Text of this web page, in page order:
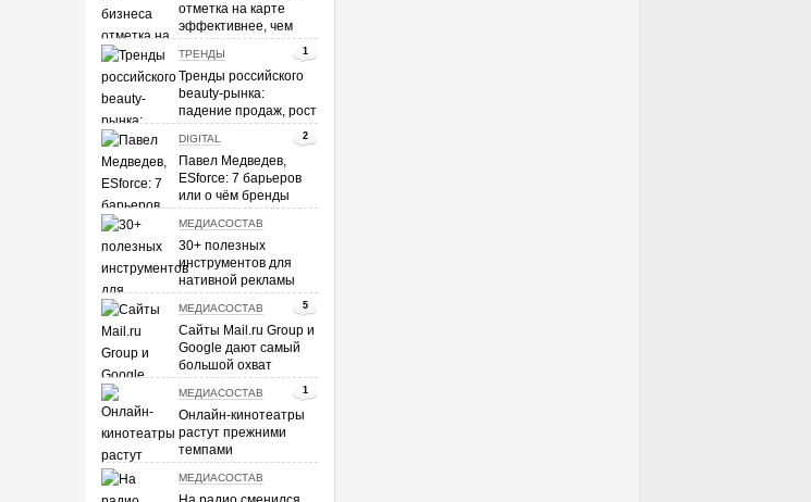
отметка на карте
эффективнее, чем
SEO и контекстная
реклама
1
ТРЕНДЫ
Тренды российского
beauty-рынка:
падение продаж, рост
e-commerce и
персонализация
2
DIGITAL
Павел Медведев,
ESforce: 7 барьеров
или о чём бренды
спрашивают
киберспорт?
МЕДИАСОСТАВ
30+ полезных
инструментов для
нативной рекламы
5
МЕДИАСОСТАВ
Сайты Mail.ru Group и
Google дают самый
большой охват
видеорекламы в
Рунете
1
МЕДИАСОСТАВ
Онлайн-кинотеатры
растут прежними
темпами
МЕДИАСОСТАВ